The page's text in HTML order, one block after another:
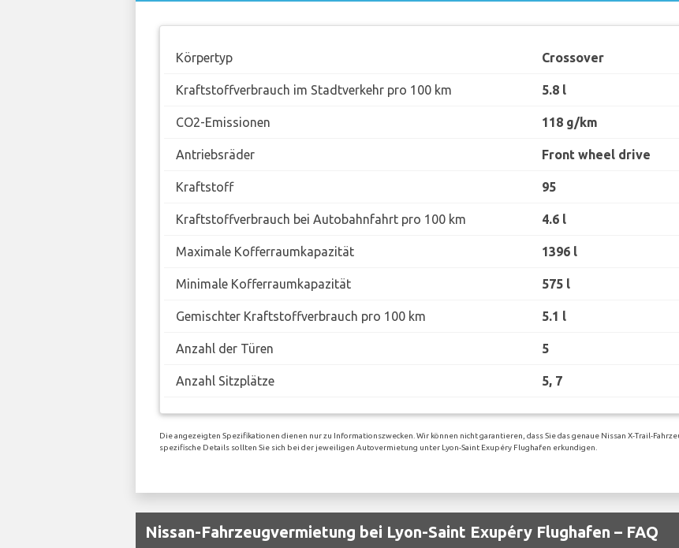
Körpertyp Crossover
Kraftstoffverbrauch im Stadtverkehr pro 100 km 5.8 l
CO2-Emissionen 118 g/km
Antriebsräder Front wheel drive
Kraftstoff 95
Kraftstoffverbrauch bei Autobahnfahrt pro 100 km 4.6 l
Maximale Kofferraumkapazität 1396 l
Minimale Kofferraumkapazität 575 l
Gemischter Kraftstoffverbrauch pro 100 km 5.1 l
Anzahl der Türen 5
Anzahl Sitzplätze 5, 7
Die angezeigten Spezifikationen dienen nur zu Informationszwecken. Wir können nicht garantieren, dass Sie das genaue Nissan X-Trail-
spezifische Details sollten Sie sich bei der jeweiligen Autovermietung unter Lyon-Saint Exupéry Flughafen erkundigen.
Nissan-Fahrzeugvermietung bei Lyon-Saint Exupéry Flughafen – FAQ